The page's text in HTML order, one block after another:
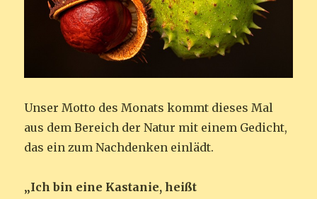
Unser Motto des Monats kommt dieses Mal
aus dem Bereich der Natur mit einem Gedicht,
das ein zum Nachdenken einlädt.
„Ich bin eine Kastanie, heißt